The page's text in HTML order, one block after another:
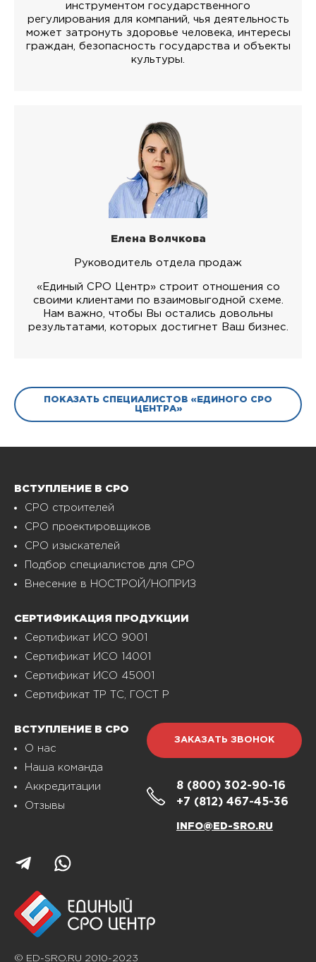
инструментом государственного
регулирования для компаний, чья деятельность
может затронуть здоровье человека, интересы
граждан, безопасность государства и объекты
культуры.
Елена Волчкова
Руководитель отдела продаж
«Единый СРО Центр» строит отношения со
своими клиентами по взаимовыгодной схеме.
Нам важно, чтобы Вы остались довольны
результатами, которых достигнет Ваш бизнес.
ПОКАЗАТЬ СПЕЦИАЛИСТОВ «ЕДИНОГО СРО
ЦЕНТРА»
ВСТУПЛЕНИЕ В СРО
СРО строителей
СРО проектировщиков
СРО изыскателей
Подбор специалистов для СРО
Внесение в НОСТРОЙ/НОПРИЗ
СЕРТИФИКАЦИЯ ПРОДУКЦИИ
Сертификат ИСО 9001
Сертификат ИСО 14001
Сертификат ИСО 45001
Сертификат ТР ТС, ГОСТ Р
ВСТУПЛЕНИЕ В СРО
О нас
Наша команда
Аккредитации
Отзывы
ЗАКАЗАТЬ ЗВОНОК
8 (800) 302-90-16
+7 (812) 467-45-36
INFO@ED-SRO.RU
© ED-SRO.RU 2010-2023